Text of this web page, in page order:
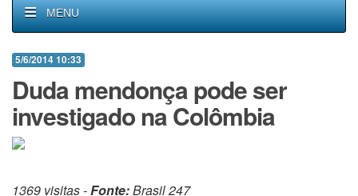
MENU
5/6/2014 10:33
Duda mendonça pode ser
investigado na Colômbia
1369 visitas -Fonte:Brasil 247